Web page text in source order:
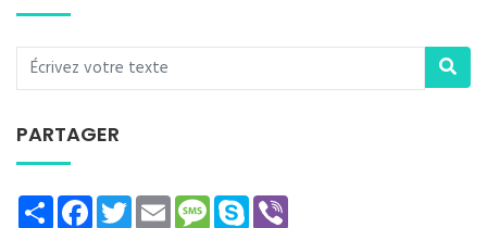
PARTAGER
ShareFacebookTwitterEmailMessage
Skype